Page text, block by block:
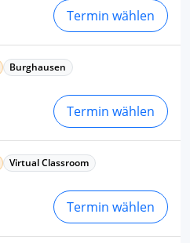
Termin wählen
Burghausen
Termin wählen
Virtual Classroom
Termin wählen